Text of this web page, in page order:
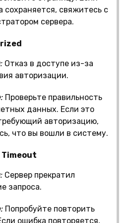
сохраняется, свяжитесь с
сервера.
Отказ в доступе из-за
авторизации.
Проверьте правильность
данных. Если это
авторизацию,
что вы вошли в систему.
Timeout
Сервер прекратил
запроса.
Попробуйте повторить
ошибка повторяется,